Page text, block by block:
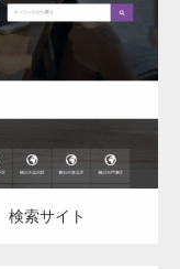
検索サイト